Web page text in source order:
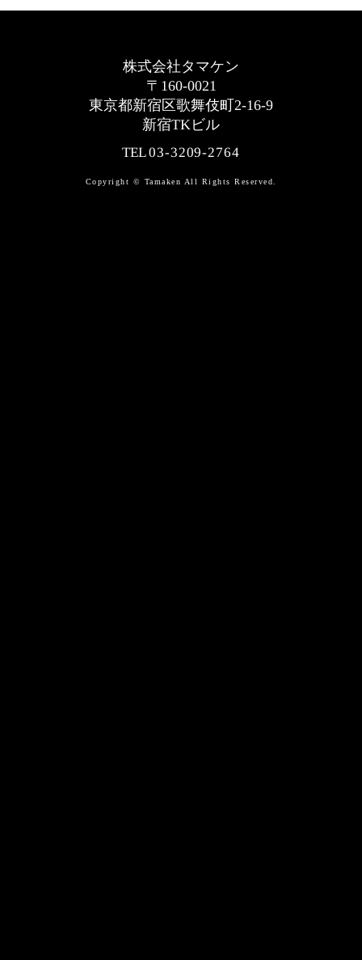
株式会社タマケン
〒160-0021
東京都新宿区歌舞伎町2-16-9
新宿TKビル
TEL03-3209-2764
Copyright © Tamaken All Rights Reserved.